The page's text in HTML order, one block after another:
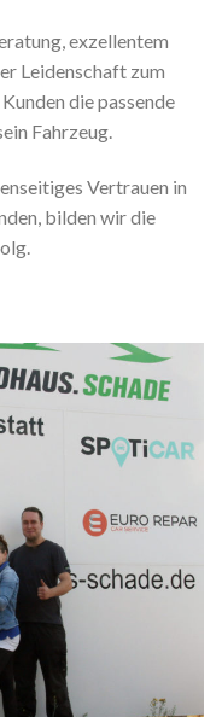
exzellentem
Leidenschaft zum
die passende
Fahrzeug.
Vertrauen in
bilden wir die